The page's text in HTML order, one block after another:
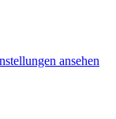
ansehen